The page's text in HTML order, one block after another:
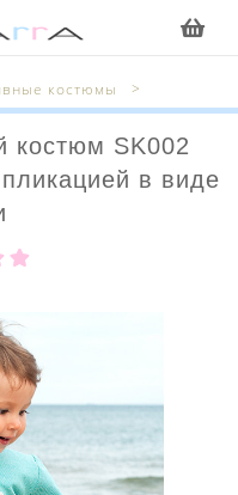
костюмы
костюм SK002
в виде